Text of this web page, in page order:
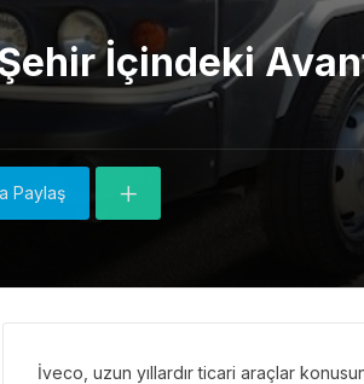
İçindeki
Paylaş
İveco, uzun yıllardır ticari araçlar